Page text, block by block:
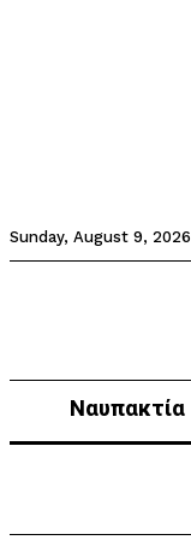
Sunday, August 9, 2026
Ναυπακτία